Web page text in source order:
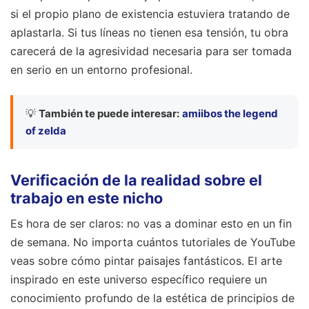
si el propio plano de existencia estuviera tratando de
aplastarla. Si tus líneas no tienen esa tensión, tu obra
carecerá de la agresividad necesaria para ser tomada
en serio en un entorno profesional.
💡 También te puede interesar: amiibos the legend
of zelda
Verificación de la realidad sobre el
trabajo en este nicho
Es hora de ser claros: no vas a dominar esto en un fin
de semana. No importa cuántos tutoriales de YouTube
veas sobre cómo pintar paisajes fantásticos. El arte
inspirado en este universo específico requiere un
conocimiento profundo de la estética de principios de